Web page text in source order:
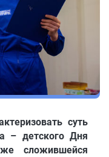
суть
– детского Дня
сложившейся